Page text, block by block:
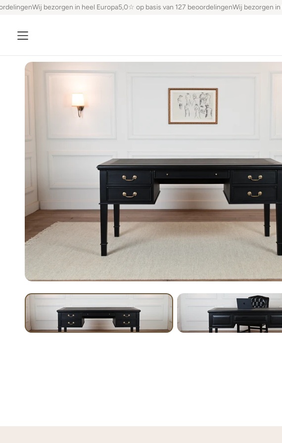
Wij bezorgen in heel Europa5,0☆ op basis van 127 beoordelingenWij bezorgen in